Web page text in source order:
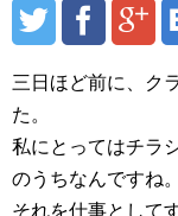
三日ほど前に、ク
た。
私にとってはチラ
のうちなんですね。
それを仕事として